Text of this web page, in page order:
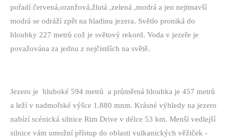
pořadí červená,oranžová,žlutá ,zelená ,modrá a jen nejtmavší
modrá se odráží zpět na hladinu jezera. Světlo proniká do
hloubky 227 metrů což je světový rekord. Voda v jezeře je
považována za jednu z nejčistších na světě.
Jezero je hluboké 594 metrů a průměrná hloubka je 457 metrů
a leží v nadmořské výšce 1.880 mnm. Krásné výhledy na jezero
nabízí scénická silnice Rim Drive v délce 53 km. Menší vedlejší
silnice vám umožní přístup do oblasti vulkanických věžiček -